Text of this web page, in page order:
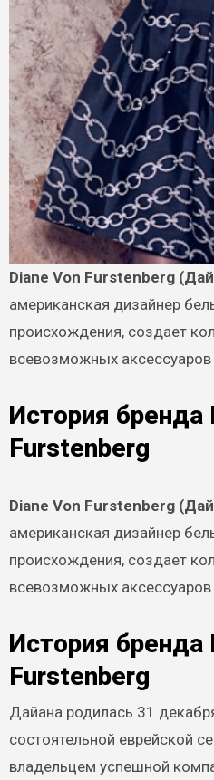
Diane Von Furstenberg
американская дизайнер
происхождения, создает
всевозможных
История бренда
Furstenberg
Diane Von Furstenberg
американская дизайнер
происхождения, создает
всевозможных
История бренда
Furstenberg
Дайана родилась 31
состоятельной еврейской
владельцем успешной